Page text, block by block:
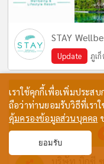
STAY
Update ภูเ
เราใช้คุกกี้เพื่อเพิ่มประส
ถือว่าท่านยอมรับวิธีที่เร
คุ้มครองข้อมูลส่วนบุคคล
ยอมรับ